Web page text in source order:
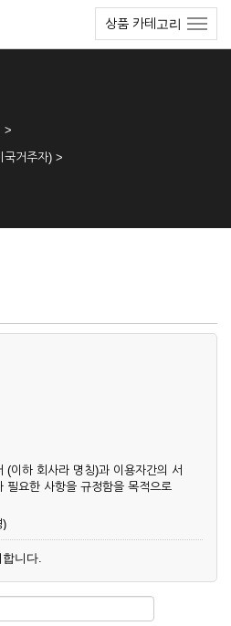
상품 카테고리
>
국거주자) >
(이하 회사라 명칭)과 이용자간의 서
필요한 사항을 규정함을 목적으로
)
유가 발생할 경우 온라인 공사를
하지 않을 경우 서비스 이용을 중
있습니다. 약관의 효력 발생일 이
합니다.